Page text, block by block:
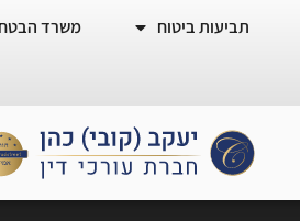
תביעות ביטוח משרד